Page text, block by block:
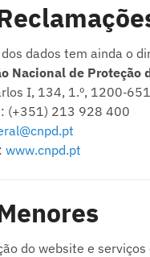
dados tem ainda o
Nacional de Proteção
I, 134, 1.º,
(+351) 213 928 400
www.cnpd.pt
do website e